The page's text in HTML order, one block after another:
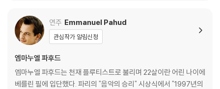
ur Violin, Piano & Qu
atuor / Vierne: Piano
Quintet Op.42)
연주 Emmanuel Pahud
관심작가 알림신청
엠마누엘 파후드
엠마누엘 파후드는 천재 플루티스트로 불리며 22살이란 어린 나이에
베를린 필에 입단했다. 파리의 "음악의 승리" 시상식에서 "1997년의